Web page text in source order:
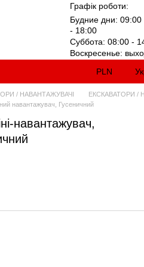
Графік роботи:
Будние дни: 09:00
- 18:00
Суббота: 08:00 -
Воскресенье:
PLN
/ НАВАНТАЖУВАЧI
ЕКСКАВАТОРИ /
навантажувач, Гусеничний
навантажувач,